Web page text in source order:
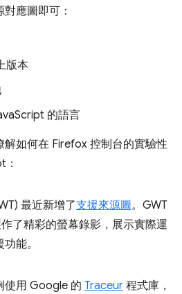
應圖即可：
版本
的語言
解如何在 Firefox 控制台的實驗性
最近新增了支援來源圖。GWT
了精彩的螢幕錄影，展示實際運
能。
使用 Google 的 Traceur 程式庫，